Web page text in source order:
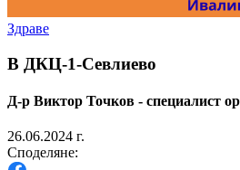
Здраве
В ДКЦ-1-Севлиево
Д-р Виктор Точков - специалист
26.06.2024 г.
Споделяне: